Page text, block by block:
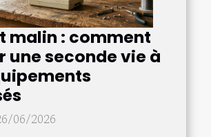
malin : comment
une seconde vie à
06/2026